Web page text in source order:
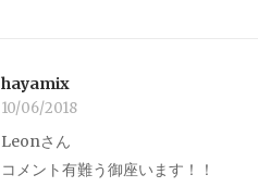
hayamix
10/06/2018
Leonさん
コメント有難う御座います！！